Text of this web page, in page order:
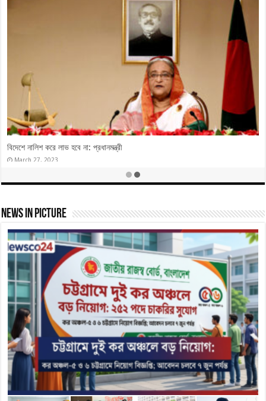
December 28, 2023
News In Picture